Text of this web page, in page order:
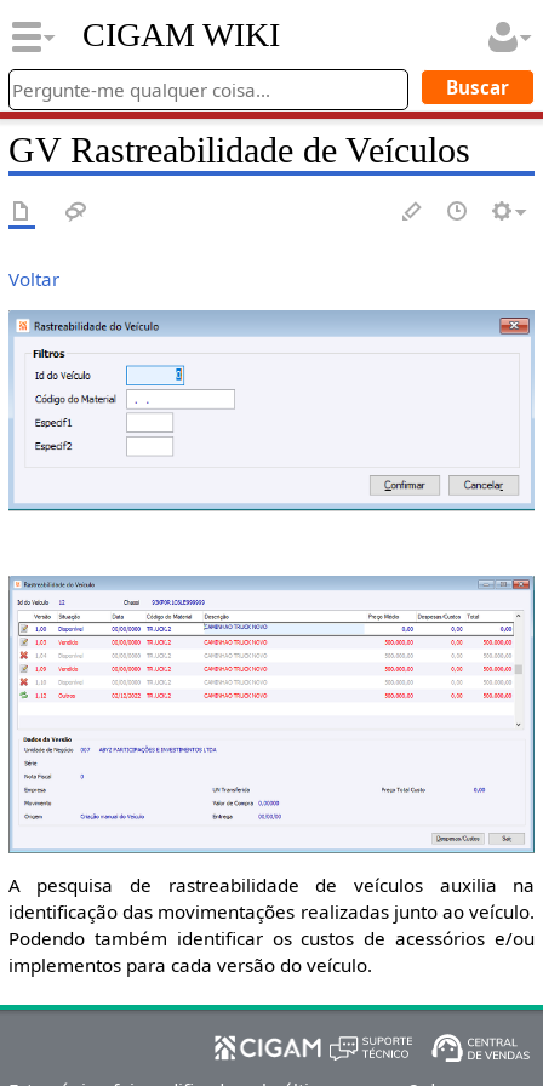
CIGAM WIKI
GV Rastreabilidade de Veículos
Voltar
A pesquisa de rastreabilidade de veículos auxilia na
identificação das movimentações realizadas junto ao veículo.
Podendo também identificar os custos de acessórios e/ou
implementos para cada versão do veículo.